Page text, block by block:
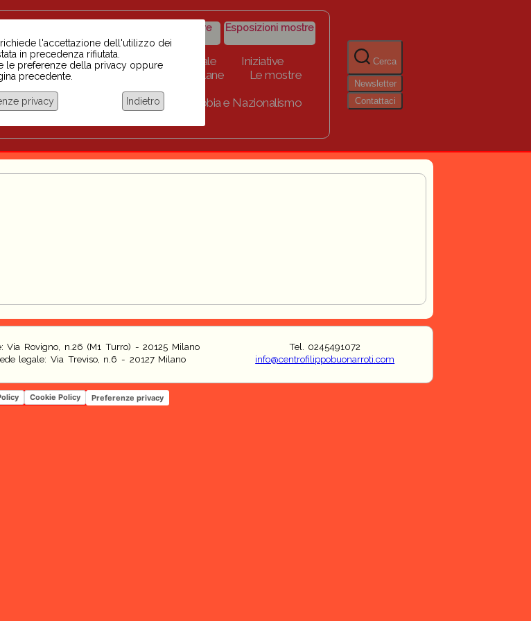
iniziative
Storico iniziative Esposizioni mostre
Scuola BINARI Biblioteca digitale
Iniziative
le scuole 2023-2024
Link Collane
Le mostre
Chi siamo
Docenti contro Razzismo, Xenofobia e Nazionalismo
Cerca
Newsletter
Contattaci
l'accettazione dell'utilizzo dei
in precedenza rifiutata.
le preferenze della privacy oppure
precedente.
privacy Indietro
Via Rovigno, n.26 (M1 Turro) - 20125 Milano
legale: Via Treviso, n.6 - 20127 Milano
Tel. 0245491072
info@centrofilippobuonarroti.com
Cookie Policy Preferenze privacy